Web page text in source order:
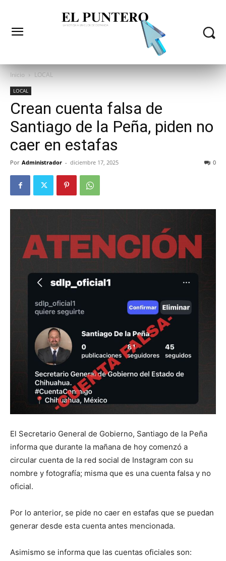
Inicio LOCAL
LOCAL
Crean cuenta falsa de
Santiago de la Peña, piden no
caer en estafas
Por Administrador - diciembre 17, 2025 0
El Secretario General de Gobierno, Santiago de la Peña
informa que durante la mañana de hoy comenzó a
circular cuenta de la red social de Instagram con su
nombre y fotografía; misma que es una cuenta falsa y no
oficial.
Por lo anterior, se pide no caer en estafas que se puedan
generar desde esta cuenta antes mencionada.
Asimismo se informa que las cuentas oficiales son: